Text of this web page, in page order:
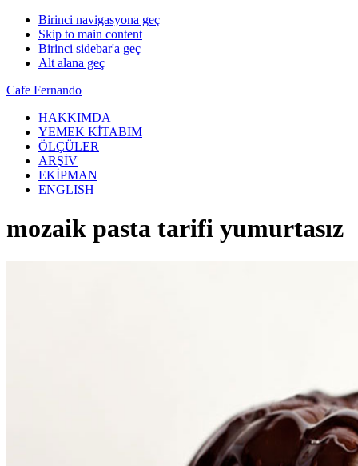
Birinci navigasyona geç
Skip to main content
Birinci sidebar'a geç
Alt alana geç
Cafe Fernando
HAKKIMDA
YEMEK KİTABIM
ÖLÇÜLER
ARŞİV
EKİPMAN
ENGLISH
mozaik pasta tarifi yumurtasız